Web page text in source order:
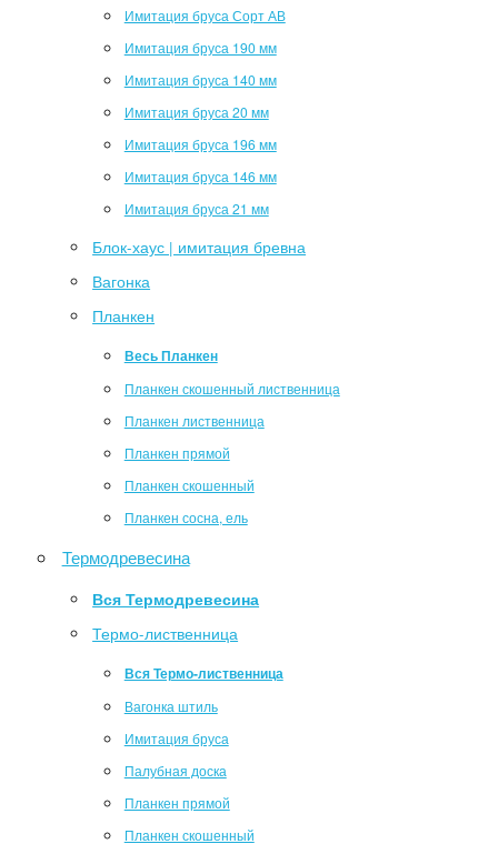
Имитация бруса Сорт АВ
Имитация бруса 190 мм
Имитация бруса 140 мм
Имитация бруса 20 мм
Имитация бруса 196 мм
Имитация бруса 146 мм
Имитация бруса 21 мм
Блок-хаус | имитация бревна
Вагонка
Планкен
Весь Планкен
Планкен скошенный лиственница
Планкен лиственница
Планкен прямой
Планкен скошенный
Планкен сосна, ель
Термодревесина
Вся Термодревесина
Термо-лиственница
Вся Термо-лиственница
Вагонка штиль
Имитация бруса
Палубная доска
Планкен прямой
Планкен скошенный